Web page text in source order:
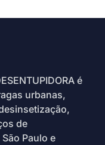
é
urbanas,
de
Paulo e